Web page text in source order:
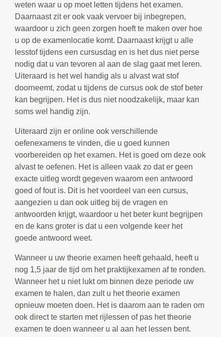
weten waar u op moet letten tijdens het examen.
Daarnaast zit er ook vaak vervoer bij inbegrepen,
waardoor u zich geen zorgen hoeft te maken over hoe
u op de examenlocatie komt. Daarnaast krijgt u alle
lesstof tijdens een cursusdag en is het dus niet perse
nodig dat u van tevoren al aan de slag gaat met leren.
Uiteraard is het wel handig als u alvast wat stof
doorneemt, zodat u tijdens de cursus ook de stof beter
kan begrijpen. Het is dus niet noodzakelijk, maar kan
soms wel handig zijn.
Uiteraard zijn er online ook verschillende
oefenexamens te vinden, die u goed kunnen
voorbereiden op het examen. Het is goed om deze ook
alvast te oefenen. Het is alleen vaak zo dat er geen
exacte uitleg wordt gegeven waarom een antwoord
goed of fout is. Dit is het voordeel van een cursus,
aangezien u dan ook uitleg bij de vragen en
antwoorden krijgt, waardoor u het beter kunt begrijpen
en de kans groter is dat u een volgende keer het
goede antwoord weet.
Wanneer u uw theorie examen heeft gehaald, heeft u
nog 1,5 jaar de tijd om het praktijkexamen af te ronden.
Wanneer het u niet lukt om binnen deze periode uw
examen te halen, dan zult u het theorie examen
opnieuw moeten doen. Het is daarom aan te raden om
ook direct te starten met rijlessen of pas het theorie
examen te doen wanneer u al aan het lessen bent.